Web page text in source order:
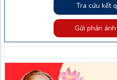
Tra cứu kết
Gửi phản